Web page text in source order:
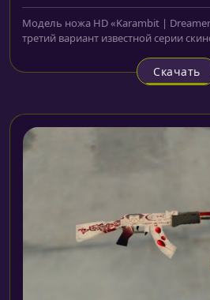
Модель ножа HD «Karambit | Dreamer
третий вариант известной серии
Скачать